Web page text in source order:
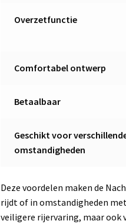
Overzetfunctie
Comfortabel ontwerp
Betaalbaar
Geschikt voor
omstandigheden
Deze voordelen maken de
rijdt of in omstandigheden
veiligere rijervaring, maar ook